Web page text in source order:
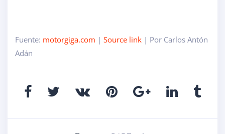
Fuente: motorgiga.com | Source link | Por Carlos Antón
Adán